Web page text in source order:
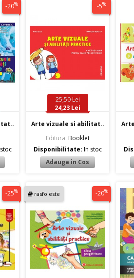
-20% -5%
25,50 Lei
24,23 Lei
Arte vizuale si abilitat..
Editura: Booklet
Disponibilitate: In stoc
-25% rasfoieste -20%